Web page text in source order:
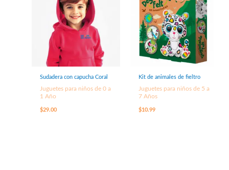
Sudadera con capucha Coral
Juguetes para niños de 0 a
1 Año
$29.00
Kit de animales de fieltro
Juguetes para niños de 5 a
7 Años
$10.99